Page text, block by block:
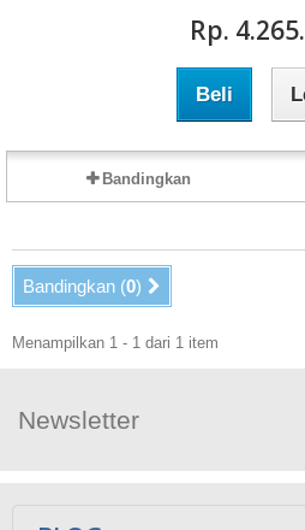
Rp‎.
Beli
Bandingkan
Bandingkan (0)
Menampilkan 1 - 1 dari 1 item
Newsletter